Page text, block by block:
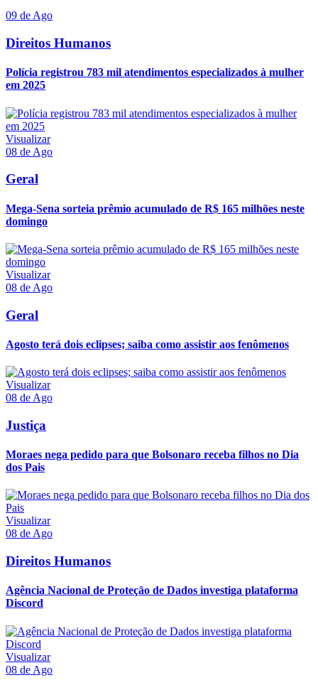
09 de Ago
Direitos Humanos
Polícia registrou 783 mil atendimentos especializados à mulher
em 2025
Visualizar
08 de Ago
Geral
Mega-Sena sorteia prêmio acumulado de R$ 165 milhões neste
domingo
Visualizar
08 de Ago
Geral
Agosto terá dois eclipses; saiba como assistir aos fenômenos
Visualizar
08 de Ago
Justiça
Moraes nega pedido para que Bolsonaro receba filhos no Dia
dos Pais
Visualizar
08 de Ago
Direitos Humanos
Agência Nacional de Proteção de Dados investiga plataforma
Discord
Visualizar
08 de Ago